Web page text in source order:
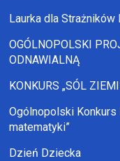
Laurka dla
OGÓLNOPOLSKI
ODNAWIALNĄ
KONKURS „SÓL
Ogólnopolski
matematyki”
Dzień Dziecka